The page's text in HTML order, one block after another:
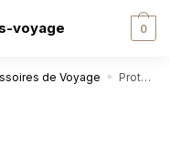
0
de Voyage » Protège-Passeport Cassette